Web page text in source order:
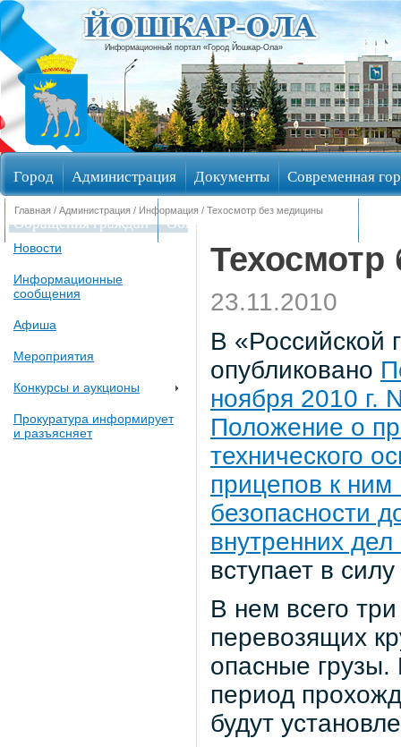
Информационный портал «Город Йошкар-Ола»
Город Администрация Документы Современная
Обращения граждан Общественные обсуждения
Главная / Администрация / Информация / Техосмотр без медицины
Новости
Информационные
сообщения
Афиша
Мероприятия
Конкурсы и аукционы
Прокуратура информирует
и разъясняет
23.11.2010
В «Российской
опубликовано
ноября 2010 г.
Положение о
технического
прицепов к ним
безопасности
внутренних
вступает в
В нем всего
перевозящих
опасные
период
будут